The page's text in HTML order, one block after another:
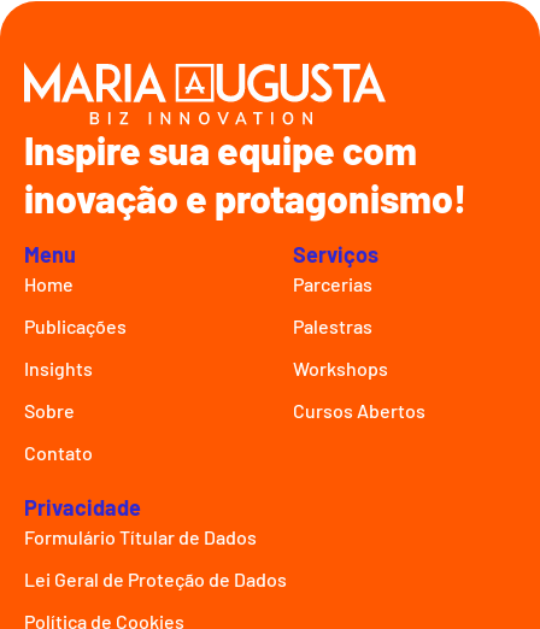
Inspire sua equipe com
inovação e protagonismo!
Menu
Home
Publicações
Insights
Sobre
Contato
Serviços
Parcerias
Palestras
Workshops
Cursos Abertos
Privacidade
Formulário Títular de Dados
Lei Geral de Proteção de Dados
Política de Cookies